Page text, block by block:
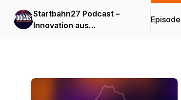
Startbahn27 Podcast –
Innovation aus